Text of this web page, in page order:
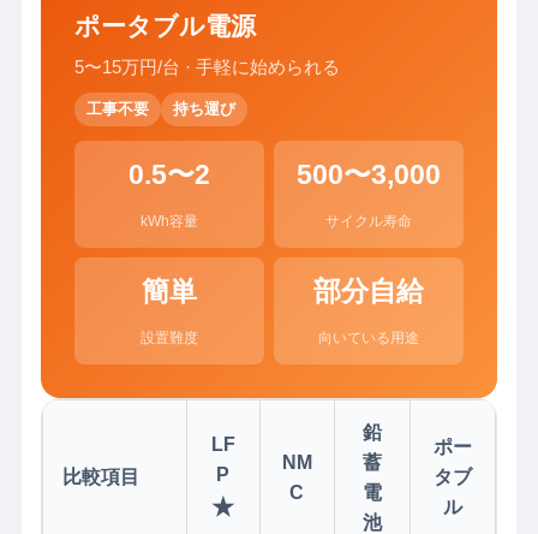
ポータブル電源
5〜15万円/台 · 手軽に始められる
工事不要 持ち運び
0.5〜2
kWh容量
500〜3,000
サイクル寿命
簡単
設置難度
部分自給
向いている用途
比較項目
LF
P
★
NM
C
鉛
蓄
電
池
ポー
タブ
ル